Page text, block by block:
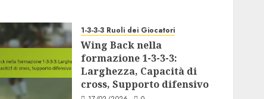
6 12/02/2026 0
1-3-3-3 Ruoli dei Giocatori
Target Man in formazione 1-
3-3-3: Gioco di sosta, Presenza
1-3-3-3 Ruoli dei Giocatori
Wing Back nella
formazione 1-3-3-3:
Larghezza, Capacità di
cross, Supporto difensivo